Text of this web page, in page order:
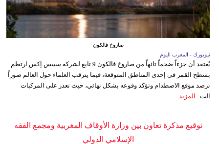
صاروخ فالكون
نيويورك - المغرب اليوم
يُعتقد أن جزءاً ضخماً تائهاً من صاروخ فالكون 9 تابع لشركة سبيس إكس ارتطم
بسطح القمر في إحدى المناطق المتوقعة، فيما يترقب العلماء حول العالم صوراً
ترصد موقع الاصطدام وتؤكد وقوعه بشكل نهائي، حيث تعذر على المركبات
الت...
المزيد
توقيع مذكرة تعاون بين وزارة الأوقاف المغربية ومجمع الفقه
الإسلامي الدولي